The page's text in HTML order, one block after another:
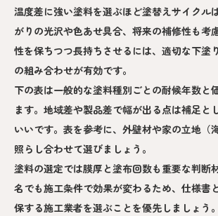
温度差に強い塗料を選ぶほど塗替えサイクル
がりの光沢や色あせ具合、将来の補修性も考
性を保ちつつ長持ちさせるには、適切な下塗
の組み合わせが有効です。
下の表は一般的な塗料種別ごとの耐候年数と
ます。地域差や製品差で幅が出る点は補足と
いいです。表を参考に、外壁材や家の立地（
照らし合わせて選びましょう。
塗料の選定では膜厚と塗布回数も重要な判断
名でも施工条件で効果が変わるため、仕様書
保する施工業者を選ぶことを優先しましょう